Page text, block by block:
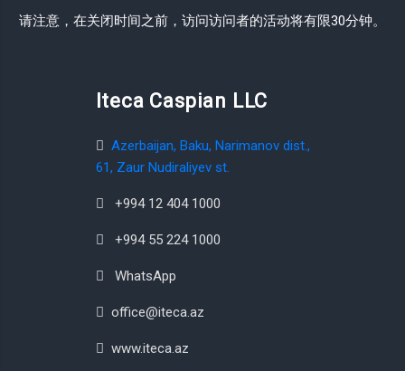
请注意，在关闭时间之前，访问访问者的活动将有限30分钟。
Iteca Caspian LLC
Azerbaijan, Baku, Narimanov dist.,
61, Zaur Nudiraliyev st.
+994 12 404 1000
+994 55 224 1000
WhatsApp
office@iteca.az
www.iteca.az